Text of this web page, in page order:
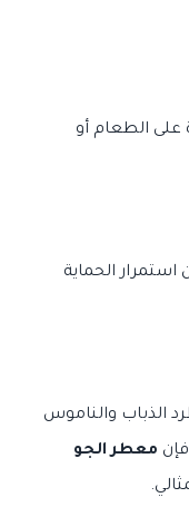
الطعام أو
الحماية
الذباب والناموس
معطر الجو